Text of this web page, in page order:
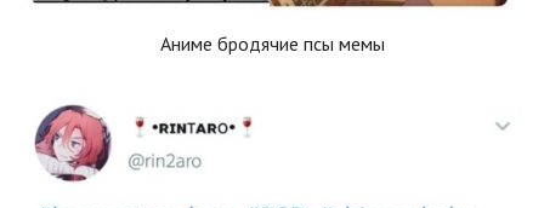
Аниме бродячие псы мемы